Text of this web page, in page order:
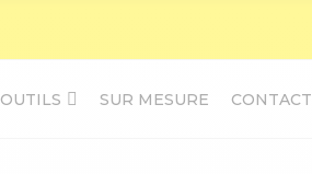
OUTILS SUR MESURE CONTACT